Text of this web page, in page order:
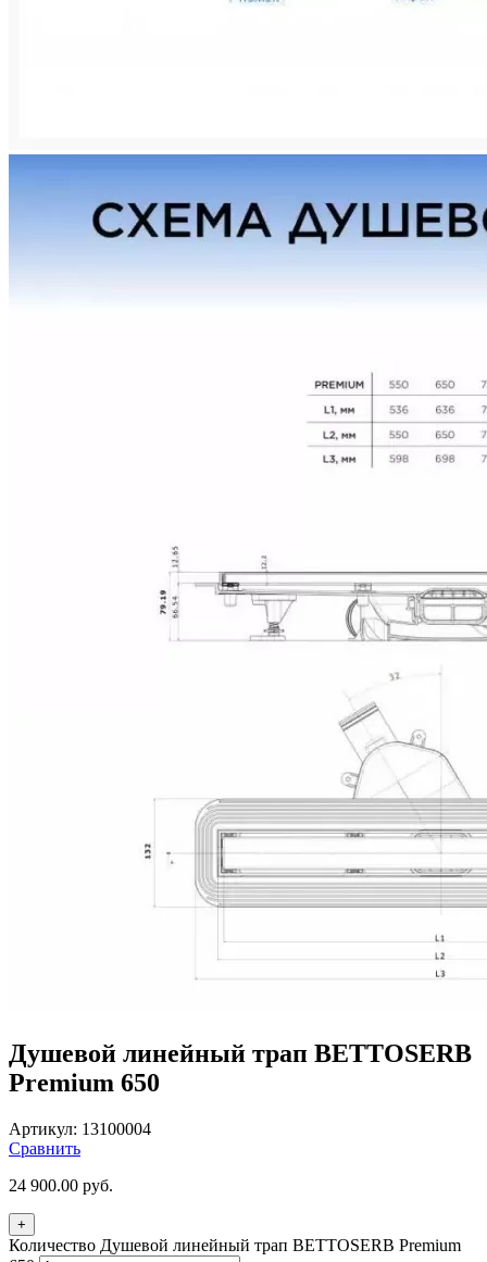
Душевой линейный трап BETTOSERB
Premium 650
Артикул: 13100004
Сравнить
24 900.00 руб.
+
Количество Душевой линейный трап BETTOSERB Premium